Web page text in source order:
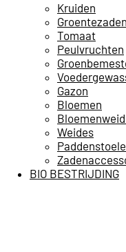
Kruiden
Groentezaden
Tomaat
Peulvruchten
Gazon
Bloemen
Weides
BIO BESTRIJDING